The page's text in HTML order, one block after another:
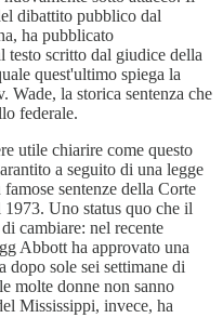
dibattito pubblico dal
ha pubblicato
testo scritto dal giudice della
quest'ultimo spiega la
Wade, la storica sentenza che
federale.
utile chiarire come questo
a seguito di una legge
sentenze della Corte
1973. Uno status quo che il
cambiare: nel recente
Abbott ha approvato una
dopo sole sei settimane di
molte donne non sanno
Mississippi, invece, ha